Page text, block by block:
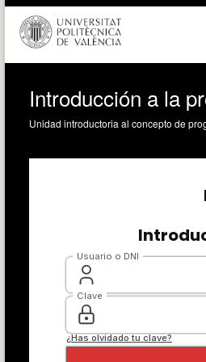
Introducción a la